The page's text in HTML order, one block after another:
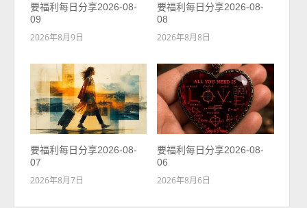
要福利每日分享2026-08-
09
2026年8月9日
要福利每日分享2026-08-
08
2026年8月8日
要福利每日分享2026-08-
07
2026年8月7日
要福利每日分享2026-08-
06
2026年8月6日